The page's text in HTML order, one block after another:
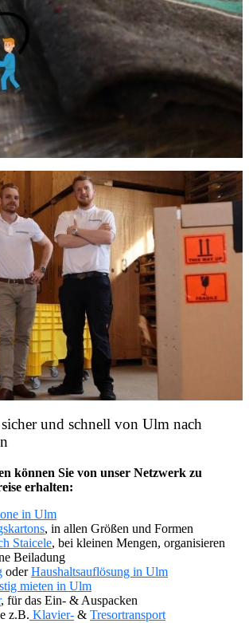
und schnell von Ulm nach
können Sie von unser Netzwerk zu
erhalten:
in Ulm
, in allen Größen und Formen
Staicele, bei kleinen Mengen, organisieren
Beiladung
oderHaushaltsauflösung in Ulm
mieten in Ulm
, für das Ein- & Auspacken
z.B. Klavier- & Tresortransport